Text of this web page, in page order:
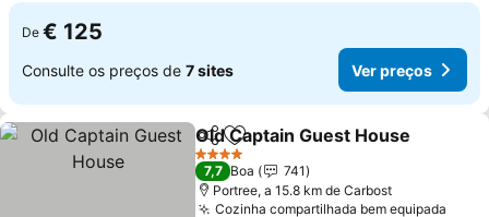
De € 125
Consulte os preços de 7 sites Ver preços
PartilharAdicionar aos favoritos
Old Captain Guest House
4 Estrelas
7,7 Boa
741
Portree, a 15.8 km de Carbost
Cozinha compartilhada bem equipada